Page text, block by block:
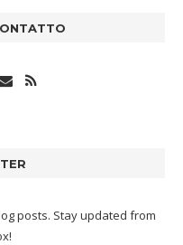
posts. Stay updated from